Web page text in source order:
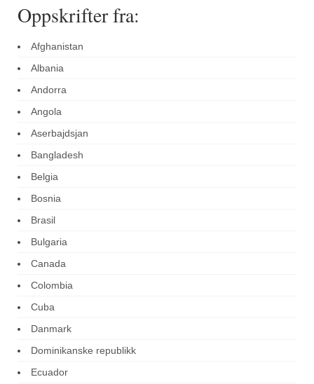
Oppskrifter fra:
Afghanistan
Albania
Andorra
Angola
Aserbajdsjan
Bangladesh
Belgia
Bosnia
Brasil
Bulgaria
Canada
Colombia
Cuba
Danmark
Dominikanske republikk
Ecuador